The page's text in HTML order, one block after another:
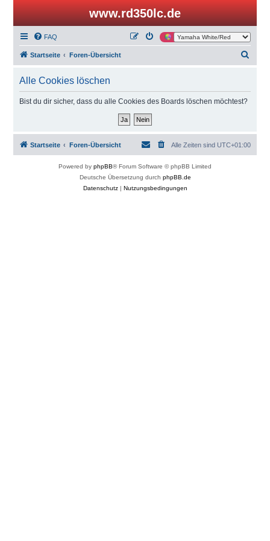
www.rd350lc.de
FAQ
Startseite Foren-Übersicht
Alle Cookies löschen
Bist du dir sicher, dass du alle Cookies des Boards löschen möchtest?
Startseite Foren-Übersicht Alle Zeiten sind UTC+01:00
Powered by phpBB® Forum Software © phpBB Limited
Deutsche Übersetzung durch phpBB.de
Datenschutz| Nutzungsbedingungen